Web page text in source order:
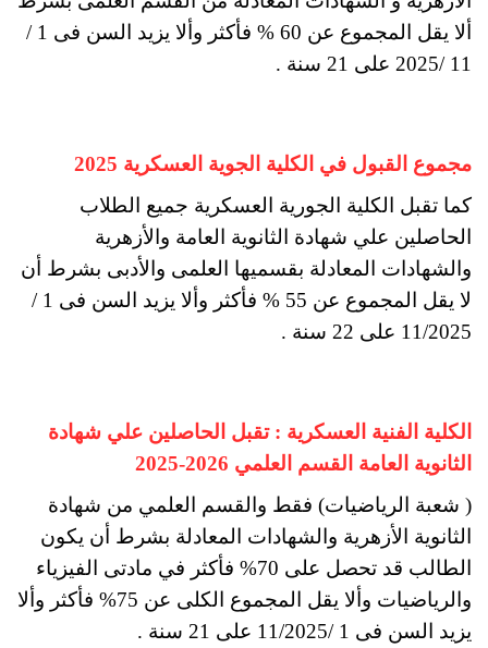
ألا يقل المجموع عن 60 % فأكثر وألا يزيد السن فى 1 /
11 /2025 على 21 سنة .
مجموع القبول في الكلية الجوية العسكرية 2025
كما تقبل الكلية الجورية العسكرية جميع الطلاب
الحاصلين علي شهادة الثانوية العامة والأزهرية
والشهادات المعادلة بقسميها العلمى والأدبى بشرط أن
لا يقل المجموع عن 55 % فأكثر وألا يزيد السن فى 1 /
11/2025 على 22 سنة .
الكلية الفنية العسكرية : تقبل الحاصلين علي شهادة
الثانوية العامة القسم العلمي 2026-2025
( شعبة الرياضيات) فقط والقسم العلمي من شهادة
الثانوية الأزهرية والشهادات المعادلة بشرط أن يكون
الطالب قد تحصل على 70% فأكثر في مادتى الفيزياء
والرياضيات وألا يقل المجموع الكلى عن 75% فأكثر وألا
يزيد السن فى 1 /11/2025 على 21 سنة .